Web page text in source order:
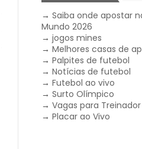
→Saiba onde apostar
Mundo 2026
→jogos mines
→Melhores casas de
→Palpites de futebol
→Notícias de futebol
→Futebol ao vivo
→Surto Olímpico
→Vagas para
→Placar ao Vivo